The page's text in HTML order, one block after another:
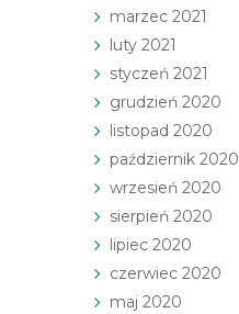
marzec 2021
luty 2021
styczeń 2021
grudzień 2020
listopad 2020
październik 2020
wrzesień 2020
sierpień 2020
lipiec 2020
czerwiec 2020
maj 2020